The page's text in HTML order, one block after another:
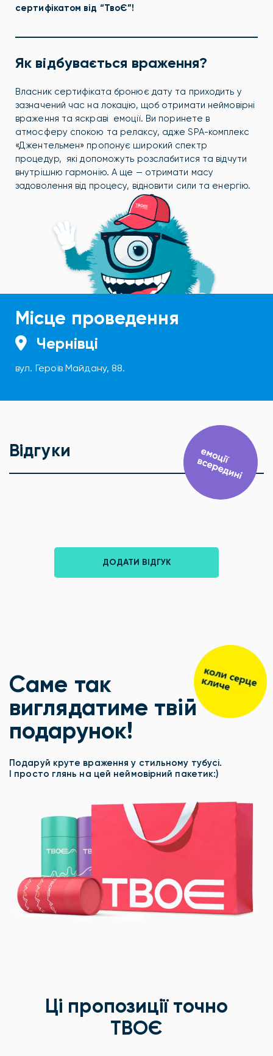
сертифікатом від “ТвоЄ”!
Як відбувається враження?
Власник сертифіката бронює дату та приходить у
зазначений час на локацію, щоб отримати неймовірні
враження та яскраві емоції. Ви поринете в
атмосферу спокою та релаксу, адже SPA-комплекс
«Джентельмен» пропонує широкий спектр
процедур, які допоможуть розслабитися та відчути
внутрішню гармонію. А ще — отримати масу
задоволення від процесу, відновити сили та енергію.
Місце проведення
Чернівці
вул. Героїв Майдану, 88.
Відгуки
ДОДАТИ ВІДГУК
Саме так
виглядатиме твій
подарунок!
Подаруй круте враження у стильному тубусі.
І просто глянь на цей неймовірний пакетик:)
Ці пропозиції точно
ТВОЄ